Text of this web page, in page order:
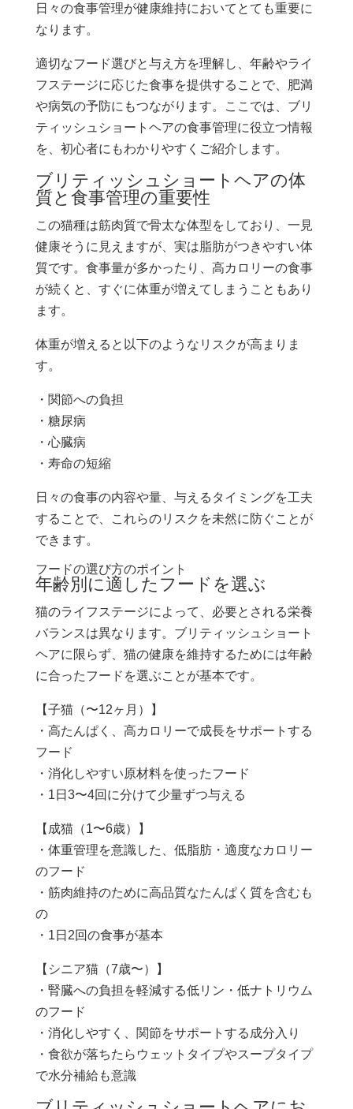
日々の食事管理が健康維持においてとても重要に
なります。
適切なフード選びと与え方を理解し、年齢やライ
フステージに応じた食事を提供することで、肥満
や病気の予防にもつながります。ここでは、ブリ
ティッシュショートヘアの食事管理に役立つ情報
を、初心者にもわかりやすくご紹介します。
ブリティッシュショートヘアの体
質と食事管理の重要性
この猫種は筋肉質で骨太な体型をしており、一見
健康そうに見えますが、実は脂肪がつきやすい体
質です。食事量が多かったり、高カロリーの食事
が続くと、すぐに体重が増えてしまうこともあり
ます。
体重が増えると以下のようなリスクが高まりま
す。
・関節への負担
・糖尿病
・心臓病
・寿命の短縮
日々の食事の内容や量、与えるタイミングを工夫
することで、これらのリスクを未然に防ぐことが
できます。
フードの選び方のポイント
年齢別に適したフードを選ぶ
猫のライフステージによって、必要とされる栄養
バランスは異なります。ブリティッシュショート
ヘアに限らず、猫の健康を維持するためには年齢
に合ったフードを選ぶことが基本です。
【子猫（〜12ヶ月）】
・高たんぱく、高カロリーで成長をサポートする
フード
・消化しやすい原材料を使ったフード
・1日3〜4回に分けて少量ずつ与える
【成猫（1〜6歳）】
・体重管理を意識した、低脂肪・適度なカロリー
のフード
・筋肉維持のために高品質なたんぱく質を含むも
の
・1日2回の食事が基本
【シニア猫（7歳〜）】
・腎臓への負担を軽減する低リン・低ナトリウム
のフード
・消化しやすく、関節をサポートする成分入り
・食欲が落ちたらウェットタイプやスープタイプ
で水分補給も意識